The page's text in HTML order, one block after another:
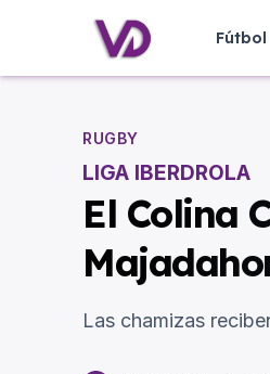
Fútbol
RUGBY
LIGA IBERDROLA
El Colina
Las chamizas